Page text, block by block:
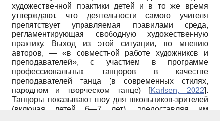
художественной практики детей и в то же время
утверждают, что деятельности самого учителя
препятствует управляемая правилами среда,
регламентирующая свободную художественную
практику. Выход из этой ситуации, по мнению
авторов, — «в совместной работе художников и
преподавателей», с участием в программе
профессиональных танцоров в качестве
преподавателей танца (в современных стилях,
народном и творческом танце)
[Karlsen, 2022].
Танцоры показывают шоу для школьников-зрителей
(включая детей 6—7 лет), предоставляя им